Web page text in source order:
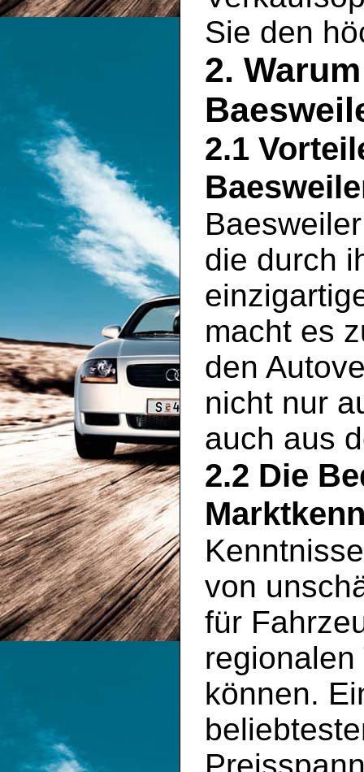
Sie den
2.
2.1
die durch
macht es
den
nicht nur
auch aus
2.2 Die
von
für
können.